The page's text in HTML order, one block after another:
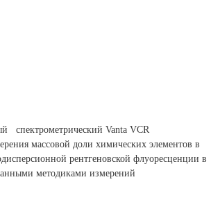
спектрометрический Vanta VCR
массовой доли химических элементов в
рентгеновской флуоресценции в
методиками измерений